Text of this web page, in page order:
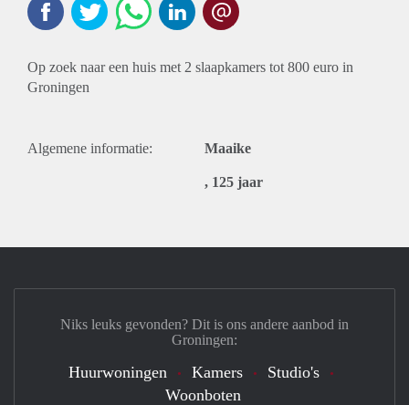
Op zoek naar een huis met 2 slaapkamers tot 800 euro in
Groningen
Algemene informatie: Maaike
, 125 jaar
Niks leuks gevonden? Dit is ons andere aanbod in
Groningen:
Huurwoningen Kamers
Studio's
Woonboten